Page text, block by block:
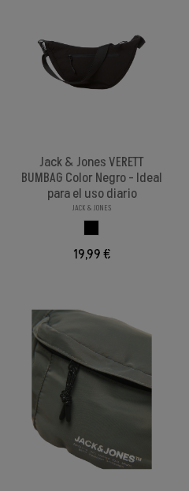
Jack & Jones VERETT
BUMBAG Color Negro - Ideal
para el uso diario
JACK & JONES
19,99 €